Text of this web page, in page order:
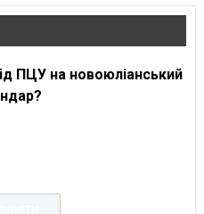
ПЦУ на новоюліанський